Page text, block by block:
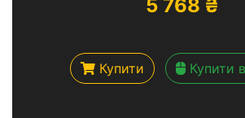
5 768 ₴
Купити Купити